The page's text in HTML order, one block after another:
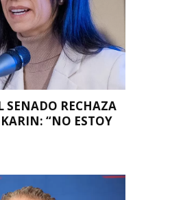
SENADO RECHAZA
“NO ESTOY